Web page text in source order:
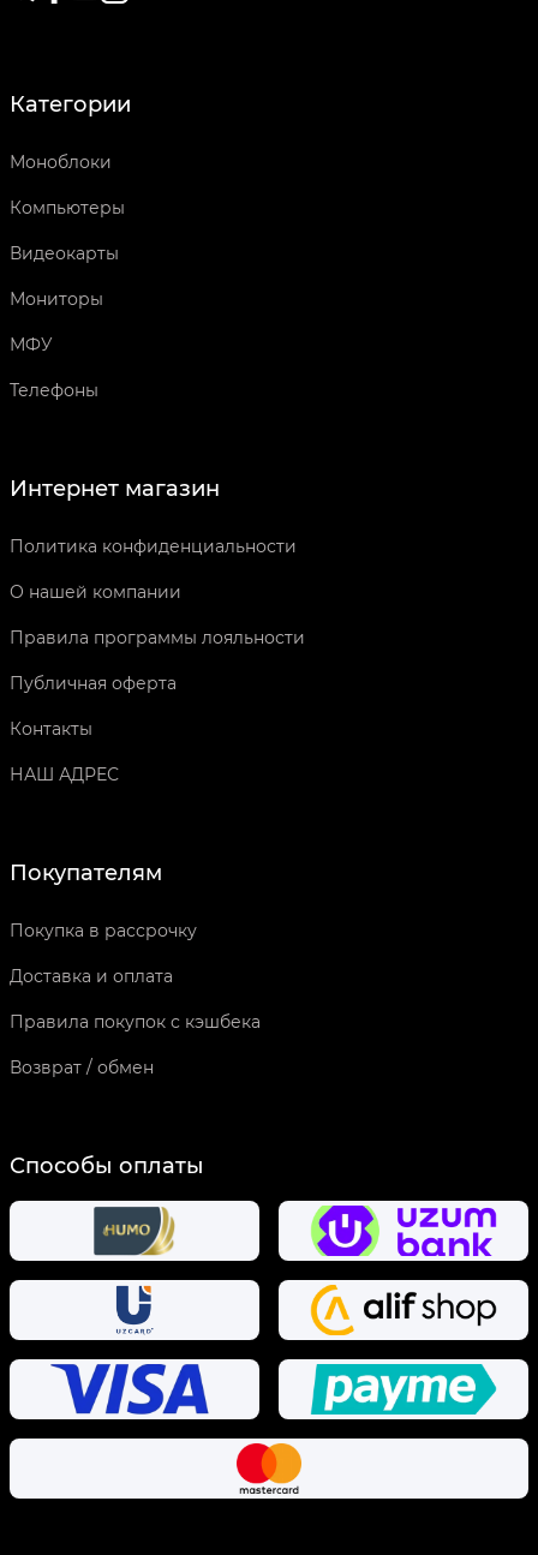
Категории
Моноблоки
Компьютеры
Видеокарты
Мониторы
МФУ
Телефоны
Интернет магазин
Политика конфиденциальности
О нашей компании
Правила программы лояльности
Публичная оферта
Контакты
НАШ АДРЕС
Покупателям
Покупка в рассрочку
Доставка и оплата
Правила покупок с кэшбека
Возврат / обмен
Способы оплаты